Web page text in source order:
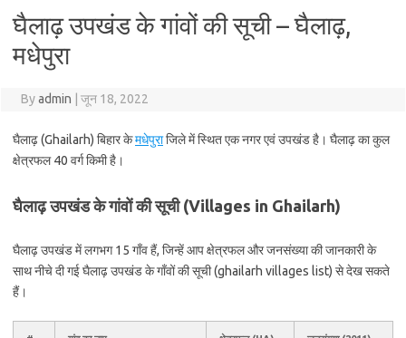
घैलाढ़ उपखंड के गांवों की सूची – घैलाढ़,
मधेपुरा
Byadmin जून 18, 2022
घैलाढ़ (Ghailarh) बिहार केमधेपुराजिले में स्थित एक नगर एवं उपखंड है। घैलाढ़ का कुल
क्षेत्रफल 40 वर्ग किमी है।
घैलाढ़ उपखंड के गांवों की सूची (Villages in Ghailarh)
घैलाढ़ उपखंड में लगभग 15 गाँव हैं, जिन्हें आप क्षेत्रफल और जनसंख्या की जानकारी के
साथ नीचे दी गई घैलाढ़ उपखंड के गाँवों की सूची (ghailarh villages list) से देख सकते
हैं।